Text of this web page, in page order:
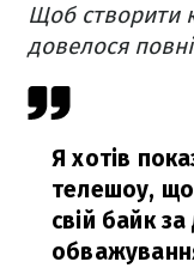
Щоб створити
довелося
Я хотів
телешоу,
свій байк